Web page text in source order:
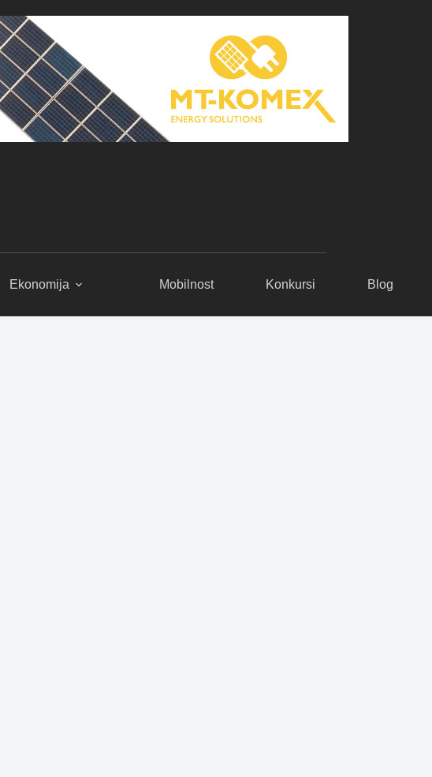
Ekonomija Mobilnost Konkursi Blog